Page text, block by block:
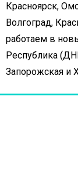
Красноярск,
Волгоград,
работаем в
Республика
Запорожская и